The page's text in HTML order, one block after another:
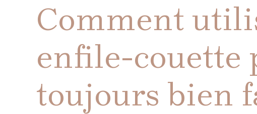
Comment
enfile-couette
toujours bien